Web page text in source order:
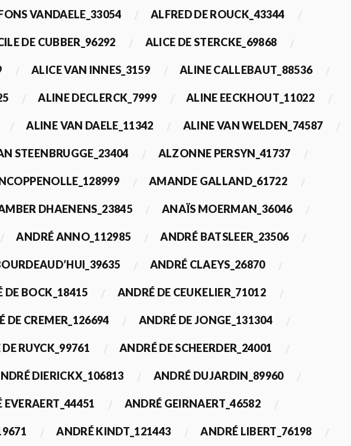
VANDAELE_33054 ALFRED DE ROUCK_43344
DE CUBBER_96292 ALICE DE STERCKE_69868
ALICE VAN INNES_3159 ALINE CALLEBAUT_88536
ALINE DECLERCK_7999 ALINE EECKHOUT_11022
ALINE VAN DAELE_11342 ALINE VAN WELDEN_74587
STEENBRUGGE_23404 ALZONNE PERSYN_41737
AMANDE GALLAND_61722
DHAENENS_23845 ANAÏS MOERMAN_36046
ANDRÉ ANNO_112985 ANDRÉ BATSLEER_23506
ANDRÉ CLAEYS_26870
DE BOCK_18415 ANDRÉ DE CEUKELIER_71012
DE CREMER_126694 ANDRÉ DE JONGE_131304
RUYCK_99761 ANDRÉ DE SCHEERDER_24001
DIERICKX_106813 ANDRÉ DUJARDIN_89960
EVERAERT_44451 ANDRÉ GEIRNAERT_46582
ANDRÉ KINDT_121443 ANDRÉ LIBERT_76198